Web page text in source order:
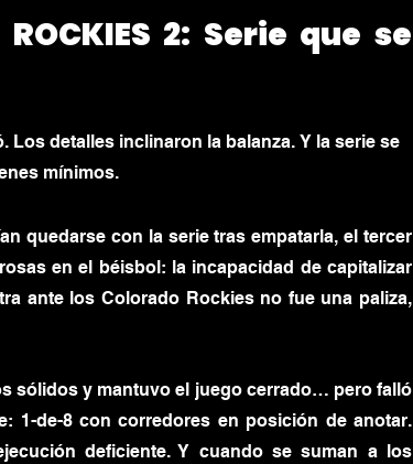
2: Serie que se
detalles inclinaron la balanza. Y la serie se
mínimos.
quedarse con la serie tras empatarla, el tercer
en el béisbol: la incapacidad de capitalizar
ante los Colorado Rockies no fue una paliza,
sólidos y mantuvo el juego cerrado… pero falló
1-de-8 con corredores en posición de anotar.
deficiente. Y cuando se suman a los